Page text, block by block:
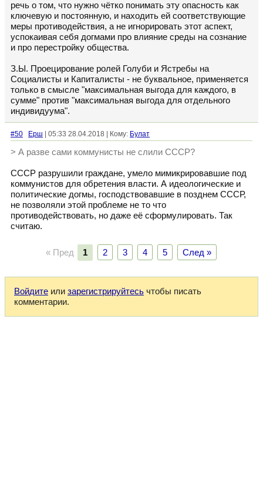
речь о том, что нужно чётко понимать эту опасность как
ключевую и постоянную, и находить ей соответствующие
меры противодействия, а не игнорировать этот аспект,
успокаивая себя догмами про влияние среды на сознание
и про перестройку общества.
З.Ы. Проецирование ролей Голуби и Ястребы на
Социалисты и Капиталисты - не буквальное, применяется
только в смысле "максимальная выгода для каждого, в
сумме" против "максимальная выгода для отдельного
индивидуума".
#50 Ерш | 05:33 28.04.2018 | Кому: Булат
> А разве сами коммунисты не слили СССР?
СССР разрушили граждане, умело мимикрировавшие под
коммунистов для обретения власти. А идеологические и
политические догмы, господствовавшие в позднем СССР,
не позволяли этой проблеме не то что
противодействовать, но даже её сформулировать. Так
считаю.
« Пред 1 2 3 4 5 След »
Войдите или зарегистрируйтесь чтобы писать
комментарии.